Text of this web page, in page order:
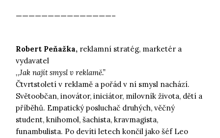
———————————————–
Robert Peňažka, reklamní stratég, marketér a
vydavatel
,,Jak najít smysl v reklamě.”
Čtvrtstoletí v reklamě a pořád v ní smysl nachází.
Světoobčan, inovátor, iniciátor, milovník života, dětí a
příběhů. Empatický posluchač druhých, věčný
student, knihomol, šachista, kravmagista,
funambulista. Po devíti letech končil jako šéf Leo